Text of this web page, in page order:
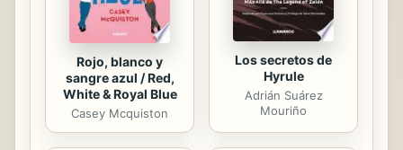
Rojo, blanco y
sangre azul / Red,
White & Royal Blue
Casey Mcquiston
Los secretos de
Hyrule
Adrián Suárez
Mouriño